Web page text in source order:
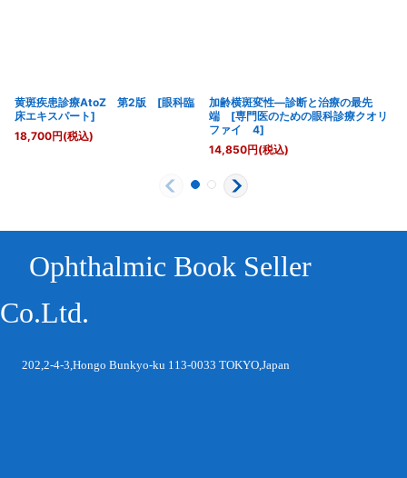
黄斑疾患診療AtoZ 第2版 [眼科臨
床エキスパート]
18,700円(税込)
加齢横斑変性―診断と治療の最先
端 [専門医のための眼科診療クオリ
ファイ 4]
14,850円(税込)
Ophthalmic Book Seller
Co.Ltd.
202,2-4-3,Hongo Bunkyo-ku 113-0033 TOKYO,Japan